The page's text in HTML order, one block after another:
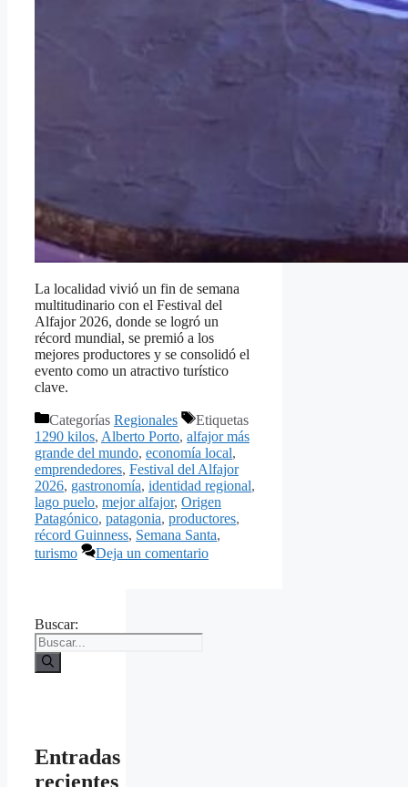
La localidad vivió un fin de semana
multitudinario con el Festival del
Alfajor 2026, donde se logró un
récord mundial, se premió a los
mejores productores y se consolidó el
evento como un atractivo turístico
clave.
Categorías Regionales
Etiquetas
1290 kilos, Alberto Porto, alfajor más
grande del mundo, economía local,
emprendedores, Festival del Alfajor
2026, gastronomía, identidad regional,
lago puelo, mejor alfajor, Origen
Patagónico, patagonia, productores,
récord Guinness, Semana Santa,
turismo
Deja un comentario
Buscar:
Entradas
recientes